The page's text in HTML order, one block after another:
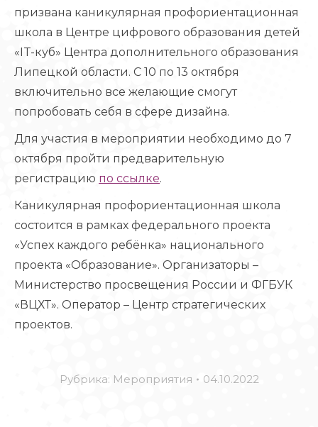
призвана каникулярная профориентационная
школа в Центре цифрового образования детей
«IT-куб» Центра дополнительного образования
Липецкой области. С 10 по 13 октября
включительно все желающие смогут
попробовать себя в сфере дизайна.
Для участия в мероприятии необходимо до 7
октября пройти предварительную
регистрацию по ссылке.
Каникулярная профориентационная школа
состоится в рамках федерального проекта
«Успех каждого ребёнка» национального
проекта «Образование». Организаторы –
Министерство просвещения России и ФГБУК
«ВЦХТ». Оператор – Центр стратегических
проектов.
Рубрика: Мероприятия 04.10.2022